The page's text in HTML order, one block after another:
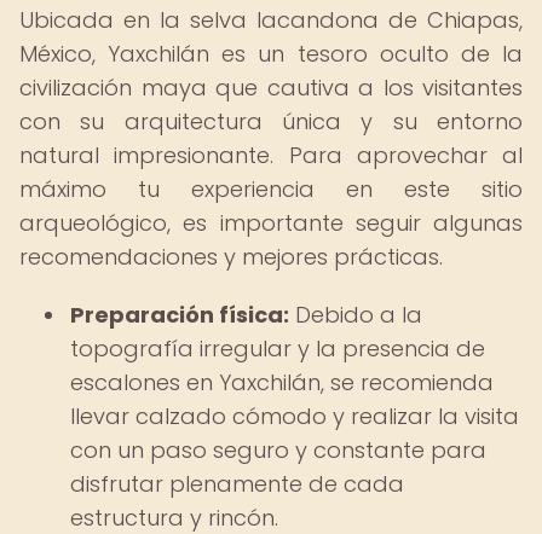
Ubicada en la selva lacandona de Chiapas,
México, Yaxchilán es un tesoro oculto de la
civilización maya que cautiva a los visitantes
con su arquitectura única y su entorno
natural impresionante. Para aprovechar al
máximo tu experiencia en este sitio
arqueológico, es importante seguir algunas
recomendaciones y mejores prácticas.
Preparación física: Debido a la
topografía irregular y la presencia de
escalones en Yaxchilán, se recomienda
llevar calzado cómodo y realizar la visita
con un paso seguro y constante para
disfrutar plenamente de cada
estructura y rincón.